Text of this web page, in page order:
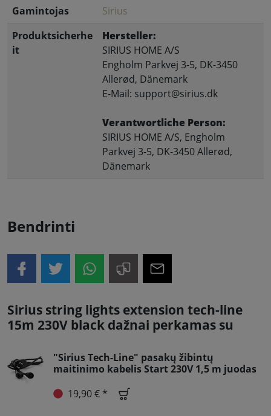
Gamintojas
Sirius
Produktsicherhe
it
Hersteller:
SIRIUS HOME A/S
Engholm Parkvej 3-5, DK-3450
Allerød, Dänemark
E-Mail: support@sirius.dk
Verantwortliche Person:
SIRIUS HOME A/S, Engholm
Parkvej 3-5, DK-3450 Allerød,
Dänemark
Bendrinti
Sirius string lights extension tech-line
15m 230V black dažnai perkamas su
"Sirius Tech-Line" pasakų žibintų
maitinimo kabelis Start 230V 1,5 m juodas
19,90 € *